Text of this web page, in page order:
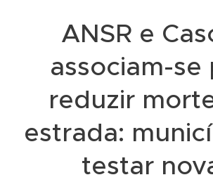
ANSR e
associam-se
reduzir
estrada:
testar